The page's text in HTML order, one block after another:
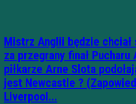
Mistrz Anglii będzie chciał
za przegrany finał Pucharu
piłkarze Arne Slota
jest Newcastle ?
Liverpool...